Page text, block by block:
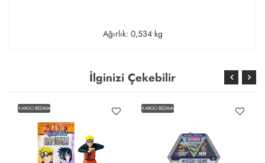
Ağırlık: 0,534 kg
İlginizi Çekebilir
KARGO BEDAVA KARGO BEDAVA